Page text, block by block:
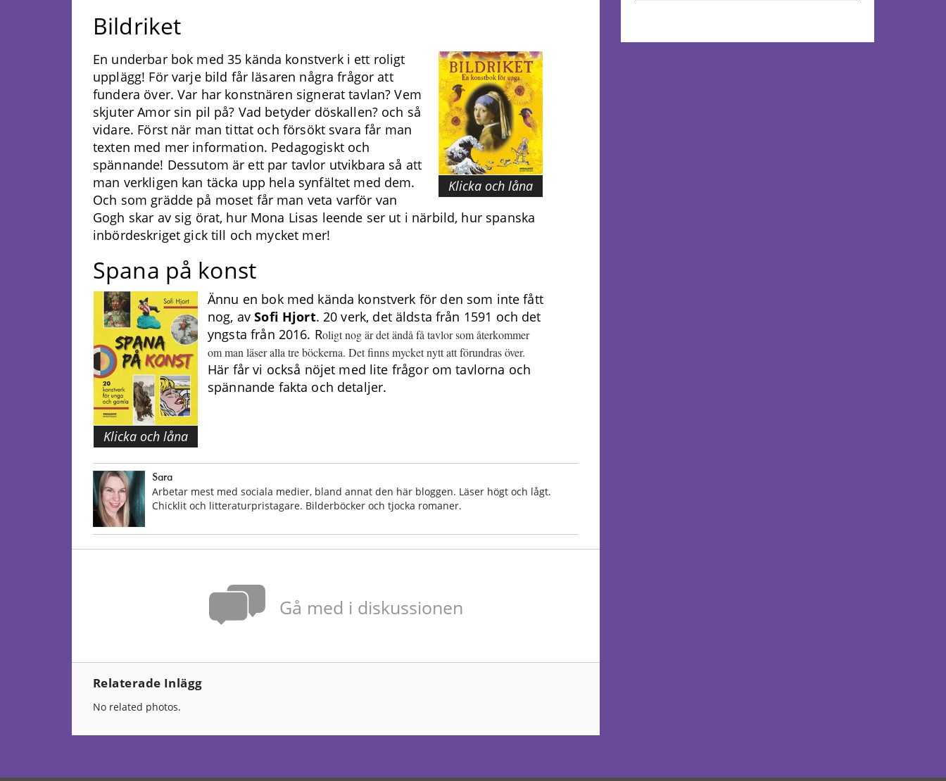
Bildriket
Klicka och låna
En underbar bok med 35 kända konstverk i ett roligt
upplägg! För varje bild får läsaren några frågor att
fundera över. Var har konstnären signerat tavlan? Vem
skjuter Amor sin pil på? Vad betyder döskallen? och så
vidare. Först när man tittat och försökt svara får man
texten med mer information. Pedagogiskt och
spännande! Dessutom är ett par tavlor utvikbara så att
man verkligen kan täcka upp hela synfältet med dem.
Och som grädde på moset får man veta varför van
Gogh skar av sig örat, hur Mona Lisas leende ser ut i närbild, hur spanska
inbördeskriget gick till och mycket mer!
Spana på konst
Klicka och låna
Ännu en bok med kända konstverk för den som inte fått
nog, avSofi Hjort. 20 verk, det äldsta från 1591 och det
yngsta från 2016. Roligt nog är det ändå få tavlor som återkommer
om man läser alla tre böckerna. Det finns mycket nytt att förundras över.
Här får vi också nöjet med lite frågor om tavlorna och
spännande fakta och detaljer.
Sara
Arbetar mest med sociala medier, bland annat den här bloggen. Läser högt och lågt.
Chicklit och litteraturpristagare. Bilderböcker och tjocka romaner.
Gå med i diskussionen
Relaterade Inlägg
No related photos.